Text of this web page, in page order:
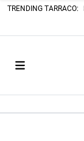
TRENDING TARRACO: